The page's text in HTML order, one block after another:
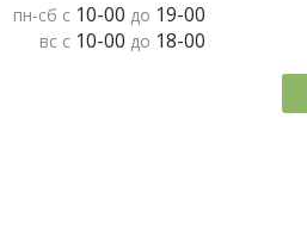
пн-сб с 10-00 до 19-00
вс с 10-00 до 18-00